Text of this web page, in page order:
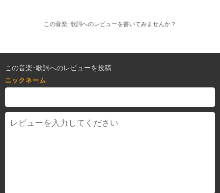
この音楽･歌詞へのレビューを書いてみませんか？
この音楽･歌詞へのレビューを投稿
ニックネーム